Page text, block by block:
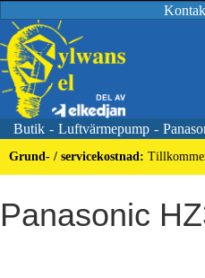
Butik - Luftvärmepump -
Grund- / servicekostnad:
Panasonic